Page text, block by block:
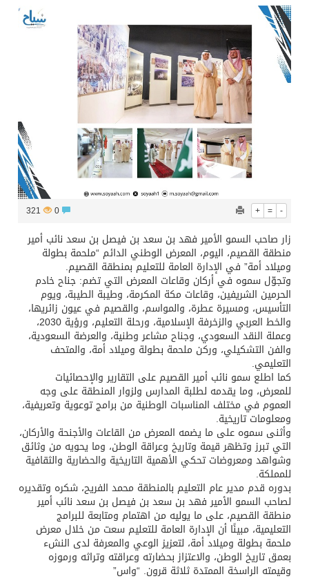
+ = -
321
زار صاحب السمو الأمير فهد بن سعد بن فيصل بن سعد نائب أمير
منطقة القصيم، اليوم، المعرض الوطني الدائم “ملحمة بطولة
وميلاد أمة” في الإدارة العامة للتعليم بمنطقة القصيم.
وتجوّل سموه في أركان وقاعات المعرض التي تضم: جناح خادم
الحرمين الشريفين، وقاعات مكة المكرمة، وطيبة الطيبة، ويوم
التأسيس، ومسيرة عطرة، والمواسم، والقصيم في عيون زائريها،
والخط العربي والزخرفة الإسلامية، ورحلة التعليم، ورؤية 2030،
وعملة النقد السعودي، وجناح مشاعر وطنية، والعرضة السعودية،
والفن التشكيلي، وركن ملحمة بطولة وميلاد أمة، والمتحف
التعليمي.
كما اطلع سمو نائب أمير القصيم على التقارير والإحصائيات
للمعرض، وما يقدمه لطلبة المدارس ولزوار المنطقة على وجه
العموم في مختلف المناسبات الوطنية من برامج توعوية وتعريفية،
ومعلومات تاريخية.
وأثنى سموه على ما يضمه المعرض من القاعات والأجنحة والأركان،
التي تبرز وتظهر قيمة وتاريخ وعراقة الوطن، وما يحويه من وثائق
وشواهد ومعروضات تحكي الأهمية التاريخية والحضارية والثقافية
للمملكة.
بدوره قدم مدير عام التعليم بالمنطقة محمد الفريح، شكره وتقديره
لصاحب السمو الأمير فهد بن سعد بن فيصل بن سعد نائب أمير
منطقة القصيم، على ما يوليه من اهتمام ومتابعة للبرامج
التعليمية، مبينًا أن الإدارة العامة للتعليم سعت من خلال معرض
ملحمة بطولة وميلاد أمة، لتعزيز الوعي والمعرفة لدى النشء
بعمق تاريخ الوطن، والاعتزاز بحضارته وعراقته وتراثه ورموزه
وقيمته الراسخة الممتدة ثلاثة قرون. “واس”